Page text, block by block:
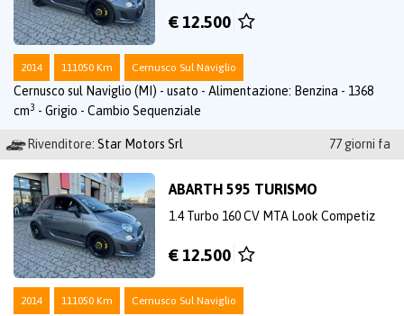
€ 12.500
2014 111050 Km Cernusco Sul Naviglio
Cernusco sul Naviglio (MI) - usato - Alimentazione: Benzina - 1368
cm3 - Grigio - Cambio Sequenziale
Rivenditore: Star Motors Srl 77 giorni fa
ABARTH 595 TURISMO
1.4 Turbo 160 CV MTA Look Competiz
€ 12.500
2014 111050 Km Cernusco Sul Naviglio